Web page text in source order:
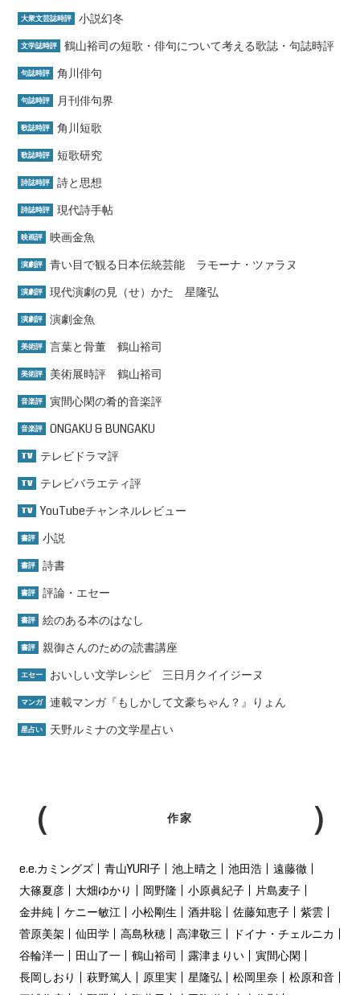
大衆文芸誌時評 小説幻冬
文学誌時評 鶴山裕司の短歌・俳句について考える歌誌・句誌時評
句誌時評 角川俳句
句誌時評 月刊俳句界
歌誌時評 角川短歌
歌誌時評 短歌研究
詩誌時評 詩と思想
詩誌時評 現代詩手帖
映画評 映画金魚
演劇評 青い目で観る日本伝統芸能 ラモーナ・ツァラヌ
演劇評 現代演劇の見（せ）かた 星隆弘
演劇評 演劇金魚
美術評 言葉と骨董 鶴山裕司
美術評 美術展時評 鶴山裕司
音楽評 寅間心閑の肴的音楽評
音楽評 ONGAKU & BUNGAKU
TV テレビドラマ評
TV テレビバラエティ評
TV YouTubeチャンネルレビュー
書評 小説
書評 詩書
書評 評論・エセー
書評 絵のある本のはなし
書評 親御さんのための読書講座
エセー おいしい文学レシピ 三日月クイイジーヌ
マンガ 連載マンガ『もしかして文豪ちゃん？』りょん
星占い 天野ルミナの文学星占い
作家
e.e.カミングズ 青山YURI子 池上晴之 池田浩
遠藤徹
大篠夏彦
大畑ゆかり 岡野隆 小原眞紀子
片島麦子
金井純
ケニー敏江 小松剛生 酒井聡 佐藤知恵子
紫雲
菅原美架
仙田学 高島秋穂 高津敬三
ドイナ・チェルニカ
谷輪洋一
田山了一 鶴山裕司 露津まりい
寅間心閑
長岡しおり
萩野篤人 原里実 星隆弘 松岡里奈
松原和音